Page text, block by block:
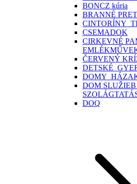
BONCZ kúria
BRANNÉ
CSEMADOK
CIRKEVNÉ
ČERVENÝ
DOM SLUŽIEB
DOQ